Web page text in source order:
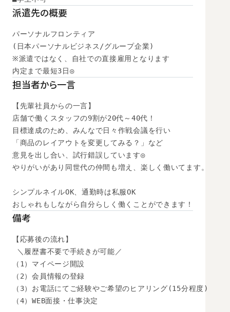
派遣先の概要
パーソナルフロンティア
(日本パーソナルビジネス/グループ企業)
※派遣ではなく、自社での直接雇用となります
内定まで最短3日◎
担当者から一言
【先輩社員からの一言】
店舗で働くスタッフの9割が20代～40代！
目標達成のため、みんなで日々作戦会議を行い
「商品のレイアウトを変更してみる？」など
意見を出し合い、試行錯誤しています◎
やりがいがあり同世代の仲間も増え、楽しく働いてます。
シンプルネイルOK、通勤時は私服OK
おしゃれもしながら自分らしく働くことができます！
備考
【応募後の流れ】
＼履歴書不要で手続きが可能／
（1）マイページ開設
（2）会員情報の登録
（3）お電話にてご経験やご希望のヒアリング(15分程度)
（4）WEB面接・仕事決定